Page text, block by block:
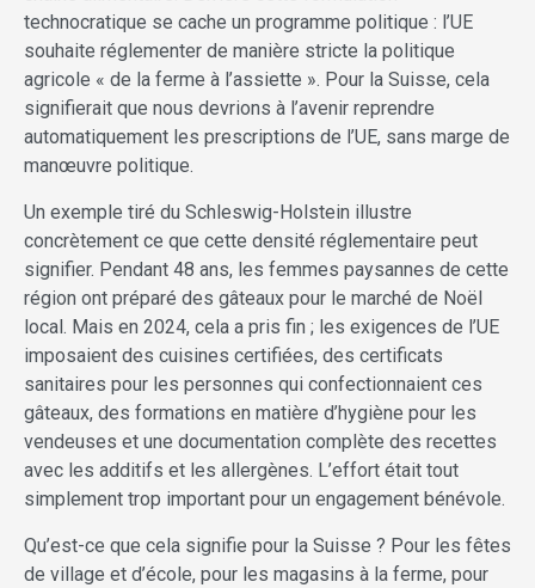
technocratique se cache un programme politique : l’UE
souhaite réglementer de manière stricte la politique
agricole « de la ferme à l’assiette ». Pour la Suisse, cela
signifierait que nous devrions à l’avenir reprendre
automatiquement les prescriptions de l’UE, sans marge de
manœuvre politique.
Un exemple tiré du Schleswig-Holstein illustre
concrètement ce que cette densité réglementaire peut
signifier. Pendant 48 ans, les femmes paysannes de cette
région ont préparé des gâteaux pour le marché de Noël
local. Mais en 2024, cela a pris fin ; les exigences de l’UE
imposaient des cuisines certifiées, des certificats
sanitaires pour les personnes qui confectionnaient ces
gâteaux, des formations en matière d’hygiène pour les
vendeuses et une documentation complète des recettes
avec les additifs et les allergènes. L’effort était tout
simplement trop important pour un engagement bénévole.
Qu’est-ce que cela signifie pour la Suisse ? Pour les fêtes
de village et d’école, pour les magasins à la ferme, pour